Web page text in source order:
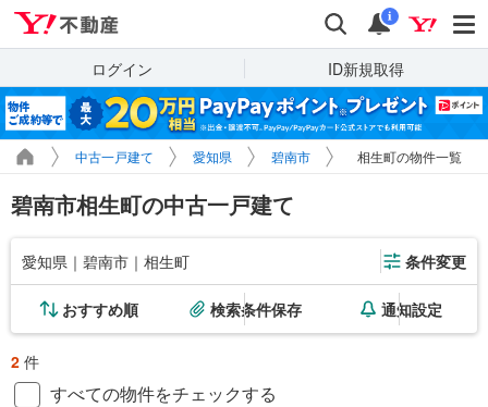
検索 通知
i
ログイン ID新規取得
中古一戸建て 愛知県 碧南市 相生町の物件一覧
碧南市相生町の中古一戸建て
愛知県｜碧南市｜相生町 条件変更
おすすめ順 検索条件保存 通知設定
2 件
すべての物件をチェックする